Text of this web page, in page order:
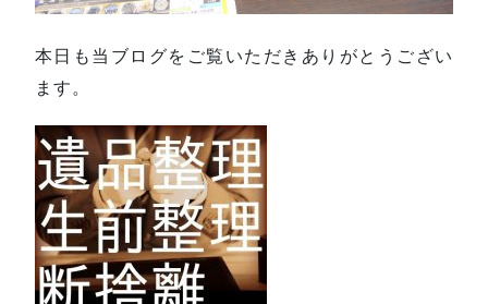
本日も当ブログをご覧いただきありがとうござい
ます。